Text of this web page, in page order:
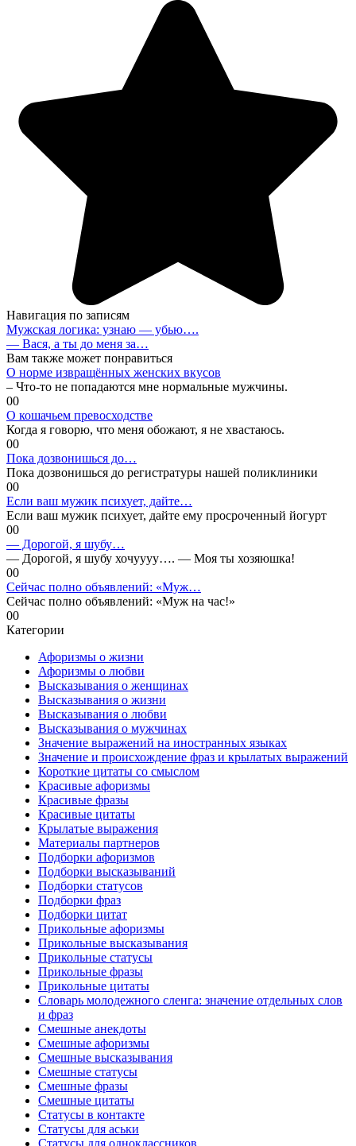
Навигация по записям
Мужская логика: узнаю — убью….
— Вася, а ты до меня за…
Вам также может понравиться
О норме извращённых женских вкусов
– Что-то не попадаются мне нормальные мужчины.
00
О кошачьем превосходстве
Когда я говорю, что меня обожают, я не хвастаюсь.
00
Пока дозвонишься до…
Пока дозвонишься до регистратуры нашей поликлиники
00
Если ваш мужик психует, дайте…
Если ваш мужик психует, дайте ему просроченный йогурт
00
— Дорогой, я шубу…
— Дорогой, я шубу хочуууу…. — Моя ты хозяюшка!
00
Сейчас полно объявлений: «Муж…
Сейчас полно объявлений: «Муж на час!»
00
Категории
Афоризмы о жизни
Афоризмы о любви
Высказывания о женщинах
Высказывания о жизни
Высказывания о любви
Высказывания о мужчинах
Значение выражений на иностранных языках
Значение и происхождение фраз и крылатых выражений
Короткие цитаты со смыслом
Красивые афоризмы
Красивые фразы
Красивые цитаты
Крылатые выражения
Материалы партнеров
Подборки афоризмов
Подборки высказываний
Подборки статусов
Подборки фраз
Подборки цитат
Прикольные афоризмы
Прикольные высказывания
Прикольные статусы
Прикольные фразы
Прикольные цитаты
Словарь молодежного сленга: значение отдельных слов
и фраз
Смешные анекдоты
Смешные афоризмы
Смешные высказывания
Смешные статусы
Смешные фразы
Смешные цитаты
Статусы в контакте
Статусы для аськи
Статусы для одноклассников